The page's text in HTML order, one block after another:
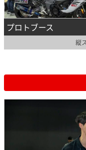
プロトブース
縦